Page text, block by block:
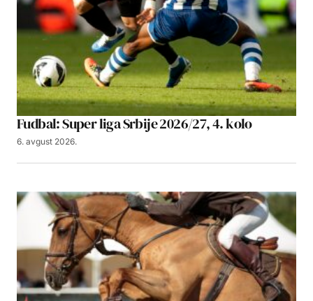
Fudbal: Super liga Srbije 2026/27, 4. kolo
6. avgust 2026.